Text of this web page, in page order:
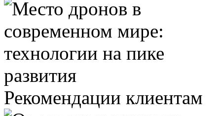
Рекомендации клиентам